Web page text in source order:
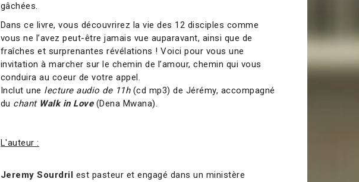
gâchées.
Dans ce livre, vous découvrirez la vie des 12 disciples comme
vous ne l’avez peut-être jamais vue auparavant, ainsi que de
fraîches et surprenantes révélations ! Voici pour vous une
invitation à marcher sur le chemin de l’amour, chemin qui vous
conduira au coeur de votre appel.
Inclut une lecture audio de 11h(cd mp3) de Jérémy, accompagné
du chant Walk in Love (Dena Mwana).
L'auteur :
Jeremy Sourdril est pasteur et engagé dans un ministère